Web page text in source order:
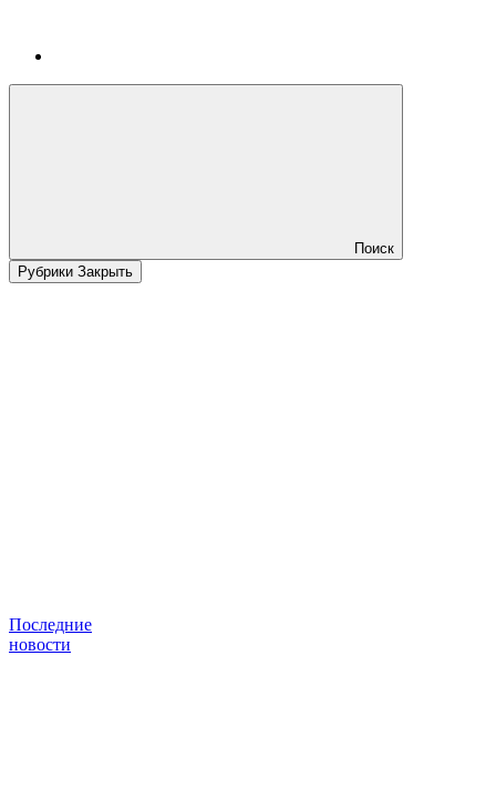
Поиск
Рубрики Закрыть
Последние
новости